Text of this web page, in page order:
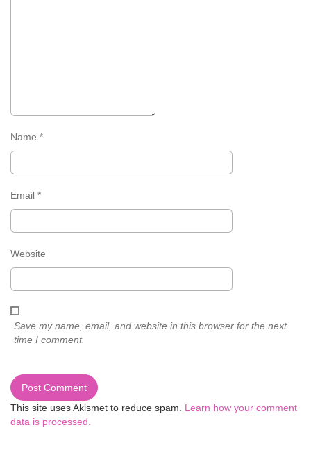
Name *
Email *
Website
Save my name, email, and website in this browser for the next
time I comment.
This site uses Akismet to reduce spam. Learn how your comment
data is processed.